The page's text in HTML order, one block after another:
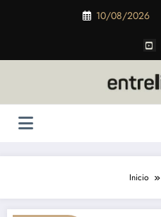
10/08/2026
Inicio